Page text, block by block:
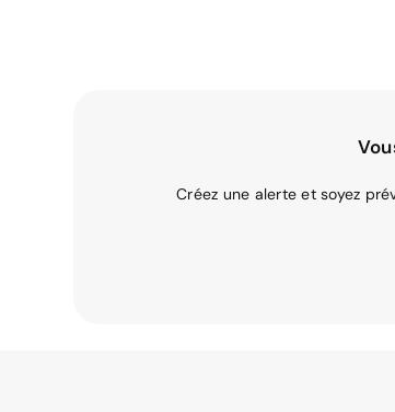
Créez une alerte et soyez